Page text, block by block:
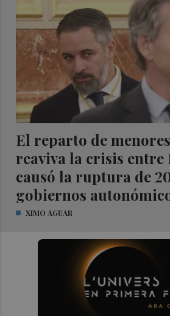
El reparto de
reaviva la crisis entre
causó la ruptura de
gobiernos
XIMO AGUAR